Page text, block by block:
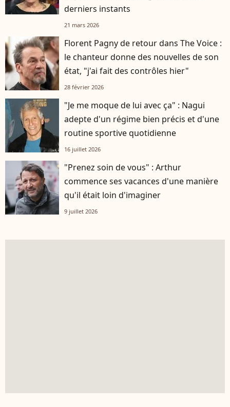
derniers instants
21 mars 2026
Florent Pagny de retour dans The Voice :
le chanteur donne des nouvelles de son
état, "j'ai fait des contrôles hier"
28 février 2026
"Je me moque de lui avec ça" : Nagui
adepte d'un régime bien précis et d'une
routine sportive quotidienne
16 juillet 2026
"Prenez soin de vous" : Arthur
commence ses vacances d'une manière
qu'il était loin d'imaginer
9 juillet 2026